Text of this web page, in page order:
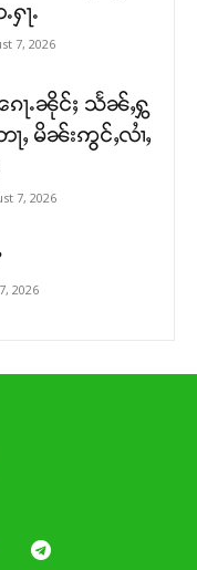
ႃႉ
7, 2026
ႃႉၼိုင်ႈ သႅၼ်ႇႁွ
ႇ မိၼ်းဢွင်ႇလၢႆႇ
7, 2026
2026